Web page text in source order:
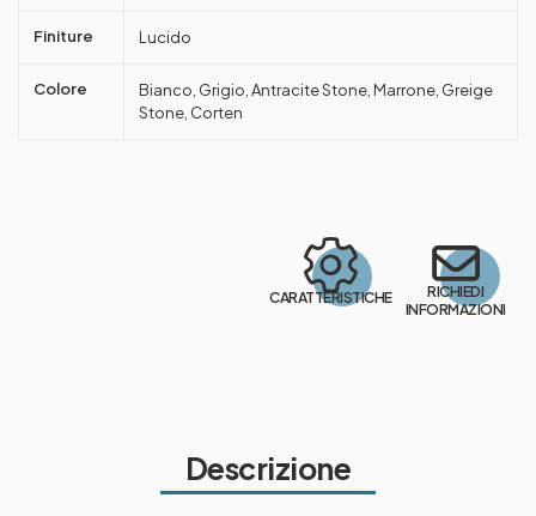
Finiture Lucido
Colore
Bianco, Grigio, Antracite Stone, Marrone, Greige
Stone, Corten
CARATTERISTICHE
RICHIEDI
INFORMAZIONI
Descrizione